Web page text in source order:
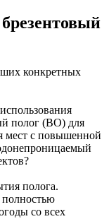
конкретных
полог (ВО) для
мест с повышенной
полога.
полностью
со всех